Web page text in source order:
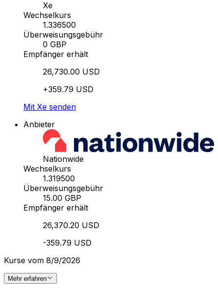
Xe
Wechselkurs
1.336500
Überweisungsgebühr
0 GBP
Empfänger erhält
26,730.00 USD
+359.79 USD
Mit Xe senden
Anbieter
Nationwide
Wechselkurs
1.319500
Überweisungsgebühr
15.00 GBP
Empfänger erhält
26,370.20 USD
-359.79 USD
Kurse vom 8/9/2026
Mehr erfahren